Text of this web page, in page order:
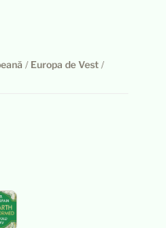
/ Europa de Vest/